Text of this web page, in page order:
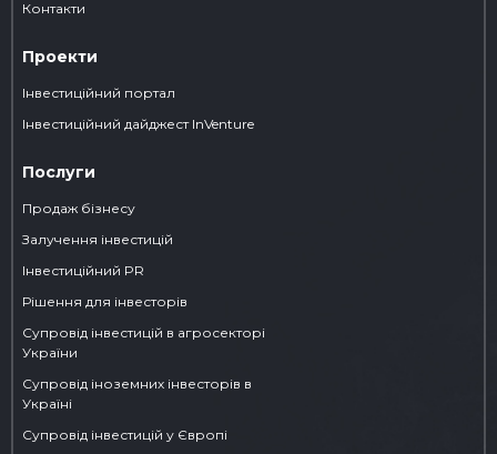
Контакти
Проекти
Інвестиційний портал
Iнвестиційний дайджест InVenture
Послуги
Продаж бізнесу
Залучення інвестицій
Інвестиційний PR
Рішення для інвесторів
Супровід інвестицій в агросекторі
України
Супровід іноземних інвесторів в
Україні
Супровід інвестицій у Європі